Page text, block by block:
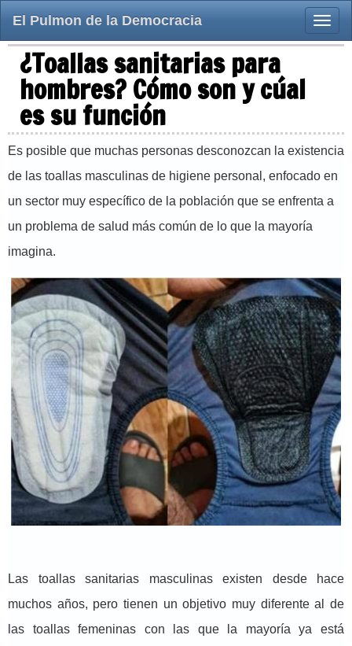
Toggle
El Pulmon de la Democracia
¿Toallas sanitarias para
hombres? Cómo son y cúal
es su función
Es posible que muchas personas desconozcan la existencia
de las toallas masculinas de higiene personal, enfocado en
un sector muy específico de la población que se enfrenta a
un problema de salud más común de lo que la mayoría
imagina.
Las toallas sanitarias masculinas existen desde hace
muchos años, pero tienen un objetivo muy diferente al de
las toallas femeninas con las que la mayoría ya está